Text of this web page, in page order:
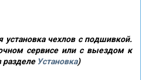
установка чехлов с подшивкой.
сервисе или с выездом к
разделе Установка)